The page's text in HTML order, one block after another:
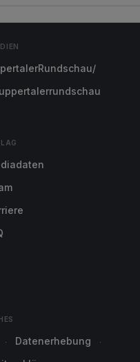
Datenerhebung